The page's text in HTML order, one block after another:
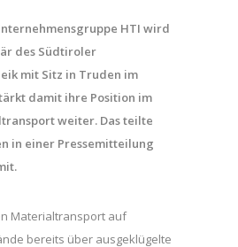
HTI wird
des Südtiroler
mit Sitz in Truden im
damit ihre Position im
weiter. Das teilte
in einer Pressemitteilung
Materialtransport auf
bereits über ausgeklügelte